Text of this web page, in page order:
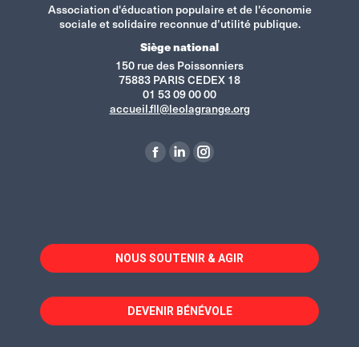
Association d'éducation populaire et de l'économie
sociale et solidaire reconnue d’utilité publique.
Siège national
150 rue des Poissonniers
75883 PARIS CEDEX 18
01 53 09 00 00
accueil.fll@leolagrange.org
La
dans
une
fenêtre
La
dans
une
fenêtre
La
dans
une
fenêtre
NOUS SOUTENIR & AGIR
DEVENIR BÉNÉVOLE